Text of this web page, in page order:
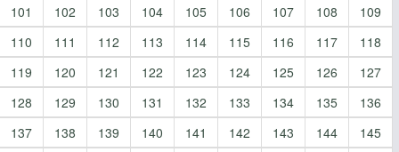
101
102 103 104 105 106 107 108
109
110
111 112 113 114 115 116 117
118
119
120 121 122 123 124 125 126
127
128
129 130 131 132 133 134 135
136
137
138 139 140 141 142 143 144
145